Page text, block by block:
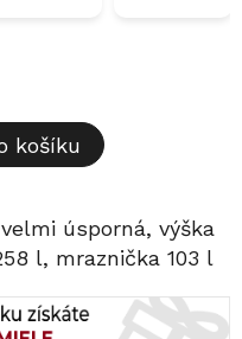
košíku
úsporná, výška
l, mraznička 103 l